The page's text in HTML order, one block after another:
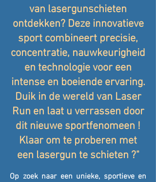
van lasergunschieten
ontdekken? Deze innovatieve
sport combineert precisie,
concentratie, nauwkeurigheid
en technologie voor een
intense en boeiende ervaring.
Duik in de wereld van Laser
Run en laat u verrassen door
dit nieuwe sportfenomeen !
Klaar om te proberen met
een lasergun te schieten ?"
Op zoek naar een unieke, sportieve en